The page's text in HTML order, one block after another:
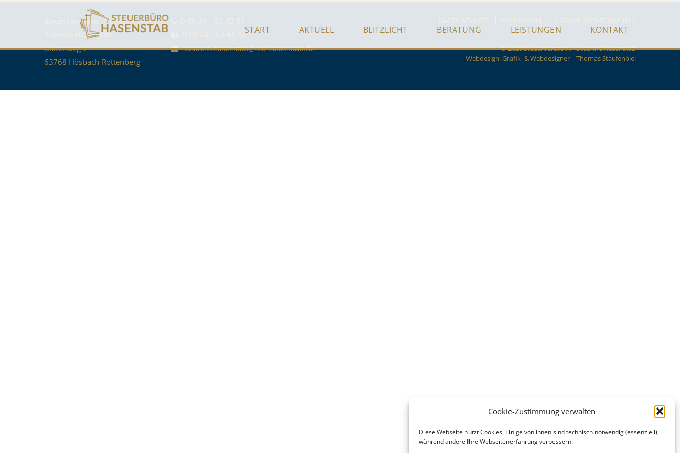
Cookie-Zustimmung verwalten
Diese Webseite nutzt Cookies. Einige von ihnen sind technisch notwendig (essenziell),
während andere Ihre Webseitenerfahrung verbessern.
START AKTUELL BLITZLICHT BERATUNG LEISTUNGEN KONTAKT
Steuerberaterin
Susanne Hasenstab
Blütenweg 7
63768 Hösbach-Rottenberg
0 60 24 - 63 46 36
susanne.hasenstab@stb-hasenstab.de
© 2026 Steuerberaterin - Susanne Hasenstab
Webdesign:Grafik- & Webdesigner | Thomas Staufenbiel